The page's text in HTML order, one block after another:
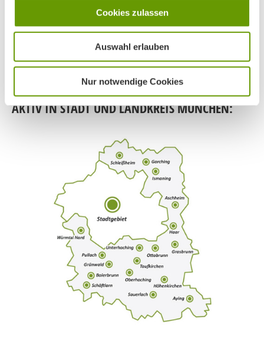
Cookies zulassen
Auswahl erlauben
Nur notwendige Cookies
BN MÜNCHEN AUF SOCIAL MEDIA
AKTIV IN STADT UND LANDKREIS MÜNCHEN: